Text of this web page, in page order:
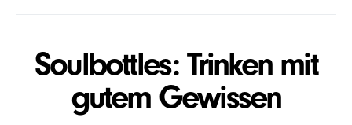
Soulbottles: Trinken mit
gutem Gewissen